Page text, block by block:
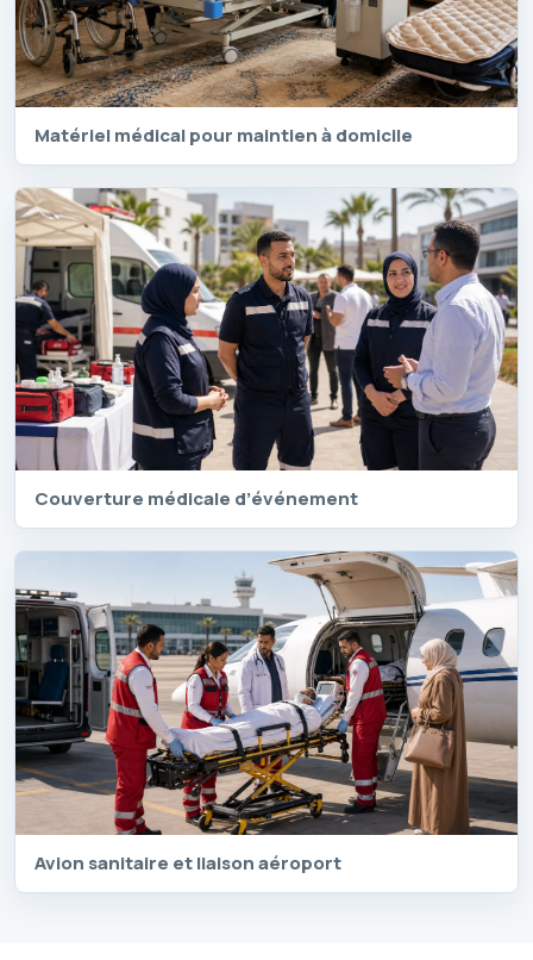
Matériel médical pour maintien à domicile
Couverture médicale d’événement
Avion sanitaire et liaison aéroport